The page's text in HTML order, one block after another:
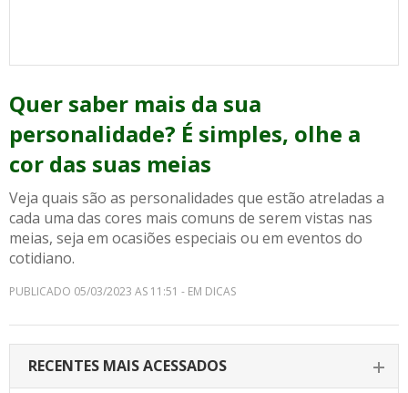
Quer saber mais da sua
personalidade? É simples, olhe a
cor das suas meias
Veja quais são as personalidades que estão atreladas a
cada uma das cores mais comuns de serem vistas nas
meias, seja em ocasiões especiais ou em eventos do
cotidiano.
PUBLICADO 05/03/2023 AS 11:51 - EM DICAS
RECENTES MAIS ACESSADOS